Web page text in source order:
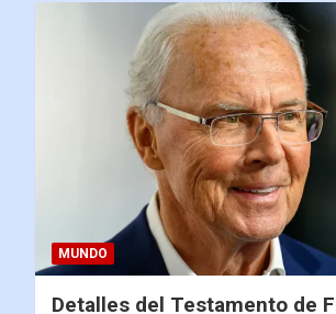
MUNDO
Detalles del Testamento de